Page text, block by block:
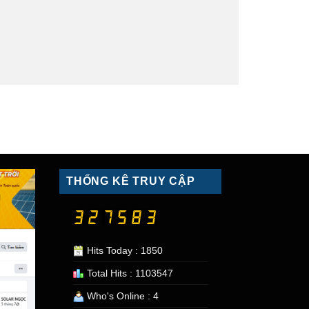
THỐNG KÊ TRUY CẬP
Hits Today : 1850
Total Hits : 1103547
Who's Online : 4